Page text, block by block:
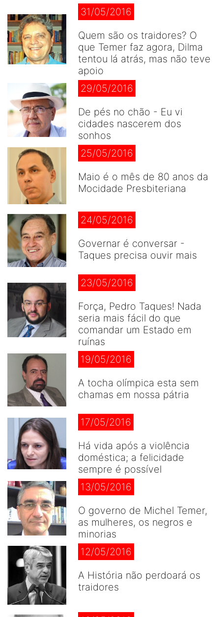
31/05/2016
Quem são os traidores? O
que Temer faz agora, Dilma
tentou lá atrás, mas não teve
apoio
29/05/2016
De pés no chão - Eu vi
cidades nascerem dos
sonhos
25/05/2016
Maio é o mês de 80 anos da
Mocidade Presbiteriana
24/05/2016
Governar é conversar -
Taques precisa ouvir mais
23/05/2016
Força, Pedro Taques! Nada
seria mais fácil do que
comandar um Estado em
ruínas
19/05/2016
A tocha olímpica esta sem
chamas em nossa pátria
17/05/2016
Há vida após a violência
doméstica; a felicidade
sempre é possível
13/05/2016
O governo de Michel Temer,
as mulheres, os negros e
minorias
12/05/2016
A História não perdoará os
traidores